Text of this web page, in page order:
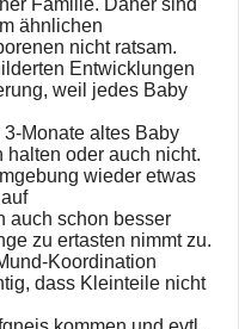
Familie. Daher sind
ähnlichen
nicht ratsam.
Entwicklungen
weil jedes Baby
Monate altes Baby
oder auch nicht.
wieder etwas
auch schon besser
zu ertasten nimmt zu.
Koordination
dass Kleinteile nicht